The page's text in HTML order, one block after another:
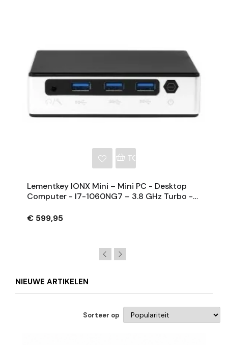
TOEVOEGEN AAN
Lementkey IONX Mini – Mini PC - Desktop
Computer - I7-1060NG7 – 3.8 GHz Turbo -
11 PRO
€ 599,95
NIEUWE ARTIKELEN
Sorteer op